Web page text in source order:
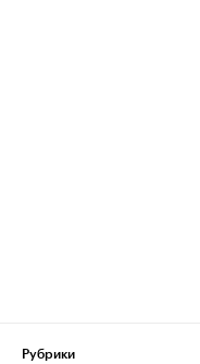
Рубрики